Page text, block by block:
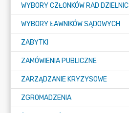
WYBORY CZŁONKÓW RAD DZIELNIC
WYBORY ŁAWNIKÓW SĄDOWYCH
ZABYTKI
ZAMÓWIENIA PUBLICZNE
ZARZĄDZANIE KRYZYSOWE
ZGROMADZENIA